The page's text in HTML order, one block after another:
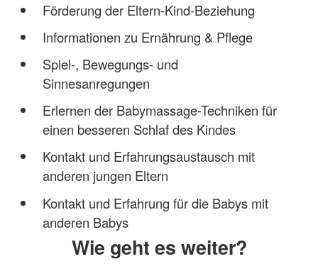
Förderung der Eltern-Kind-Beziehung
Informationen zu Ernährung & Pflege
Spiel-, Bewegungs- und
Sinnesanregungen
Erlernen der Babymassage-Techniken für
einen besseren Schlaf des Kindes
Kontakt und Erfahrungsaustausch mit
anderen jungen Eltern
Kontakt und Erfahrung für die Babys mit
anderen Babys
Wie geht es weiter?